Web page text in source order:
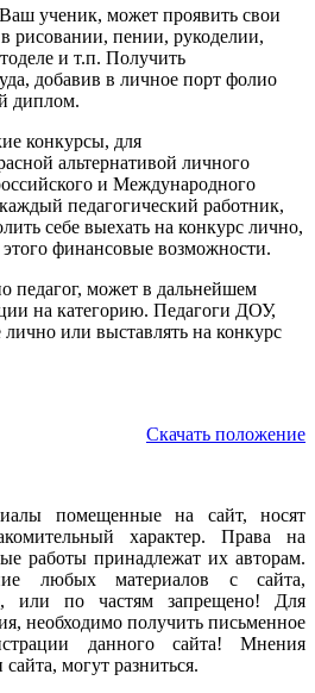
ученик, может проявить свои
рисовании, пении, рукоделии,
и т.п. Получить
добавив в личное порт фолио
диплом.
конкурсы, для
альтернативой личного
и Международного
педагогический работник,
себе выехать на конкурс лично,
этого финансовые возможности.
педагог, может в дальнейшем
на категорию. Педагоги ДОУ,
или выставлять на конкурс
Скачать положение
помещенные на сайт,носят
характер. Права
на
работы принадлежат их авторам.
любых материалов с сайта,
, или по частям запрещено! Для
, необходимо получить письменное
данного сайта! Мнения
сайта, могут разниться.